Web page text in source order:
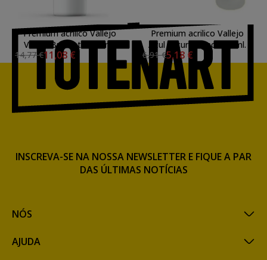
Premium acrilico Vallejo
Verniz Brilhante 200 ml.
14,77 €11,08 €
Premium acrilico Vallejo
Azul Escuro opaco 60 ml.
6,91 €5,18 €
NÓS
AJUDA
INSCREVA-SE NA NOSSA NEWSLETTER E FIQUE A PAR
DAS ÚLTIMAS NOTÍCIAS